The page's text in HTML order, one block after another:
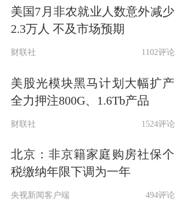
美国7月非农就业人数意外减少
2.3万人 不及市场预期
财联社 1102评论
美股光模块黑马计划大幅扩产
全力押注800G、1.6Tb产品
财联社 1524评论
北京：非京籍家庭购房社保个
税缴纳年限下调为一年
央视新闻客户端 494评论